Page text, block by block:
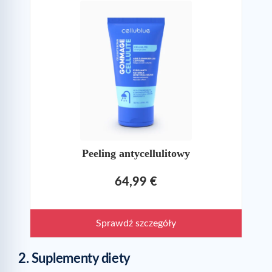
Peeling antycellulitowy
64,99 €
Sprawdź szczegóły
2. Suplementy diety